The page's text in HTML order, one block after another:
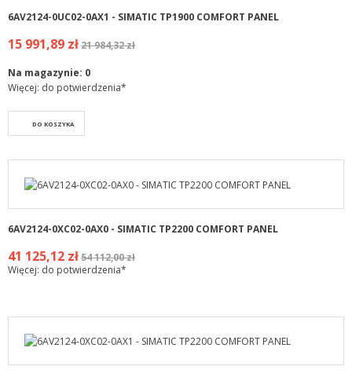
6AV2124-0UC02-0AX1 - SIMATIC TP1900 COMFORT PANEL
15 991,89 zł21 984,32 zł
Na magazynie: 0
Więcej: do potwierdzenia*
DO KOSZYKA
6AV2124-0XC02-0AX0 - SIMATIC TP2200 COMFORT PANEL
41 125,12 zł54 112,00 zł
Więcej: do potwierdzenia*